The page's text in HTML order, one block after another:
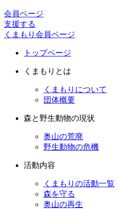
会員ページ
支援する
くまもり会員ページ
トップページ
くまもりとは
くまもりについて
団体概要
森と野生動物の現状
奥山の荒廃
野生動物の危機
活動内容
くまもりの活動一覧
森を守る
奥山の再生